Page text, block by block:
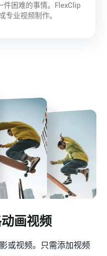
件困难的事情。FlexClip
专业视频制作。
画视频
或视频。只需添加视频